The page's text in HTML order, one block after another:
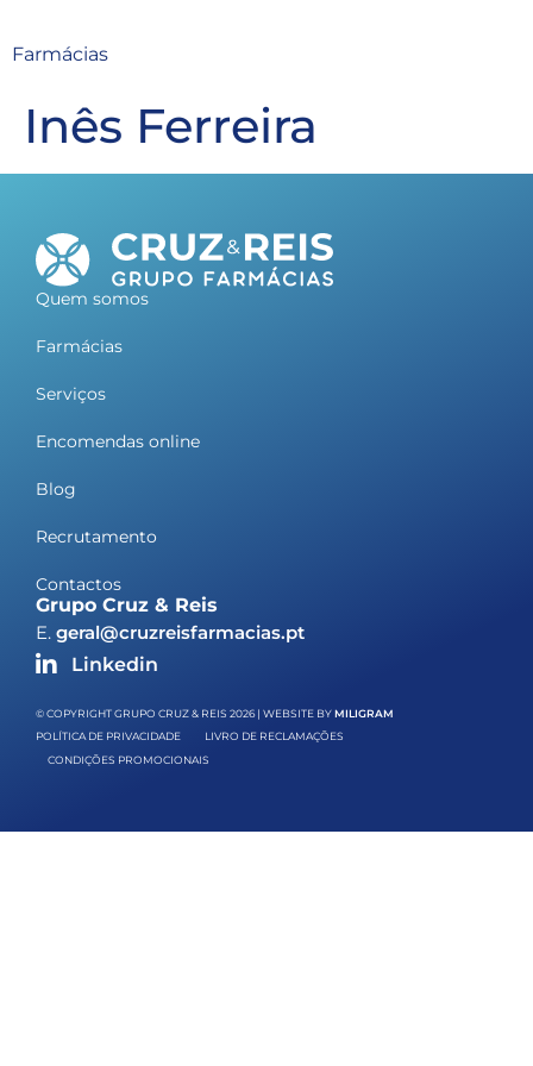
Farmácias
Inês Ferreira
Quem somos
Farmácias
Serviços
Encomendas online
Blog
Recrutamento
Contactos
Grupo Cruz & Reis
E. geral@cruzreisfarmacias.pt
Linkedin
© COPYRIGHT GRUPO CRUZ & REIS 2026 | WEBSITE BYMILIGRAM
POLÍTICA DE PRIVACIDADE
LIVRO DE RECLAMAÇÕES
CONDIÇÕES PROMOCIONAIS